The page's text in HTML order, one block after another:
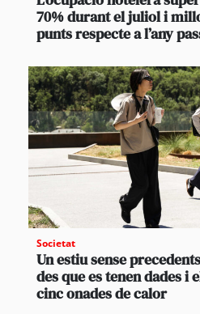
70% durant el juliol i
punts respecte a l’any
Societat
Un estiu sense
des que es tenen dades i
cinc onades de calor